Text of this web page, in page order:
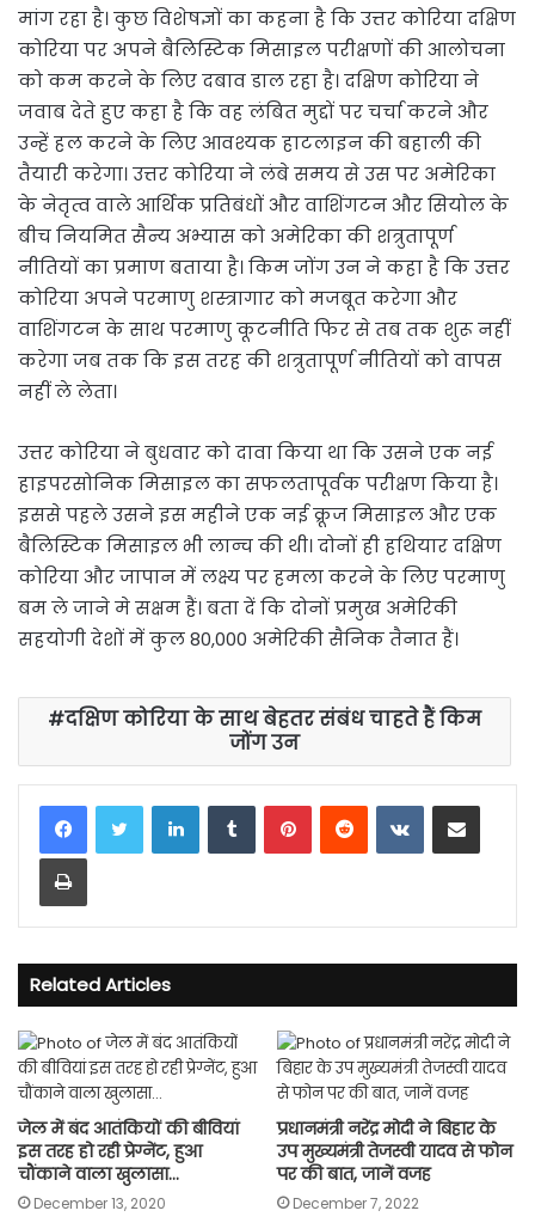
मांग रहा है। कुछ विशेषज्ञों का कहना है कि उत्तर कोरिया दक्षिण
कोरिया पर अपने बैलिस्टिक मिसाइल परीक्षणों की आलोचना
को कम करने के लिए दबाव डाल रहा है। दक्षिण कोरिया ने
जवाब देते हुए कहा है कि वह लंबित मुद्दों पर चर्चा करने और
उन्हें हल करने के लिए आवश्यक हाटलाइन की बहाली की
तैयारी करेगा। उत्तर कोरिया ने लंबे समय से उस पर अमेरिका
के नेतृत्व वाले आर्थिक प्रतिबंधों और वाशिंगटन और सियोल के
बीच नियमित सैन्य अभ्यास को अमेरिका की शत्रुतापूर्ण
नीतियों का प्रमाण बताया है। किम जोंग उन ने कहा है कि उत्तर
कोरिया अपने परमाणु शस्त्रागार को मजबूत करेगा और
वाशिंगटन के साथ परमाणु कूटनीति फिर से तब तक शुरू नहीं
करेगा जब तक कि इस तरह की शत्रुतापूर्ण नीतियों को वापस
नहीं ले लेता।
उत्तर कोरिया ने बुधवार को दावा किया था कि उसने एक नई
हाइपरसोनिक मिसाइल का सफलतापूर्वक परीक्षण किया है।
इससे पहले उसने इस महीने एक नई क्रूज मिसाइल और एक
बैलिस्टिक मिसाइल भी लान्च की थी। दोनों ही हथियार दक्षिण
कोरिया और जापान में लक्ष्य पर हमला करने के लिए परमाणु
बम ले जाने मे सक्षम हैं। बता दें कि दोनों प्रमुख अमेरिकी
सहयोगी देशों में कुल 80,000 अमेरिकी सैनिक तैनात हैं।
दक्षिण कोरिया के साथ बेहतर संबंध चाहते हैं किम
जोंग उन
LinkedInTumblrPinterestReddit VKontakteShare via Email
Print
Related Articles
जेल में बंद आतंकियों की बीवियां
इस तरह हो रही प्रेग्नेंट, हुआ
चौंकाने वाला खुलासा…
December 13, 2020
प्रधानमंत्री नरेंद्र मोदी ने बिहार के
उप मुख्यमंत्री तेजस्वी यादव से फोन
पर की बात, जानें वजह
December 7, 2022